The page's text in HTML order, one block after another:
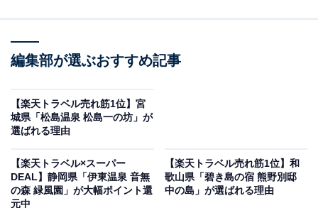
箱根強羅温泉 瑞の香り（画像出典：楽天トラベル）
を予約すると、実質オフで宿泊可能です。
編集部が選ぶおすすめ記事
【楽天トラベル売れ筋1位】宮
城県「松島温泉 松島一の坊」が
選ばれる理由
【楽天トラベル×スーパー
DEAL】静岡県「伊東温泉 音無
の森 緑風園」が大幅ポイント還
元中
【楽天トラベル売れ筋1位】和
歌山県「碧き島の宿 熊野別邸
中の島」が選ばれる理由